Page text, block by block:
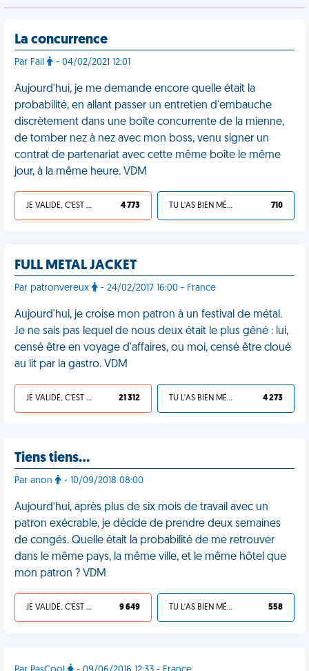
La concurrence
Par Fail - 04/02/2021 12:01
Aujourd'hui, je me demande encore quelle était la
probabilité, en allant passer un entretien d'embauche
discrètement dans une boîte concurrente de la mienne,
de tomber nez à nez avec mon boss, venu signer un
contrat de partenariat avec cette même boîte le même
jour, à la même heure. VDM
JE VALIDE, C'EST UNE VDM 4 773 TU L'AS BIEN MÉRITÉ 710
FULL METAL JACKET
Par patronvereux - 24/02/2017 16:00 - France
Aujourd'hui, je croise mon patron à un festival de métal.
Je ne sais pas lequel de nous deux était le plus gêné : lui,
censé être en voyage d'affaires, ou moi, censé être cloué
au lit par la gastro. VDM
JE VALIDE, C'EST UNE VDM 21 312 TU L'AS BIEN MÉRITÉ 4 273
Tiens tiens…
Par anon - 10/09/2018 08:00
Aujourd’hui, après plus de six mois de travail avec un
patron exécrable, je décide de prendre deux semaines
de congés. Quelle était la probabilité de me retrouver
dans le même pays, la même ville, et le même hôtel que
mon patron ? VDM
JE VALIDE, C'EST UNE VDM 9 649 TU L'AS BIEN MÉRITÉ 558